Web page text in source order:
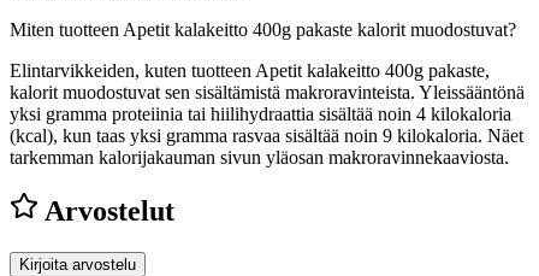
Miten tuotteen Apetit kalakeitto 400g pakaste kalorit muodostuvat?
Elintarvikkeiden, kuten tuotteen Apetit kalakeitto 400g pakaste,
kalorit muodostuvat sen sisältämistä makroravinteista. Yleissääntönä
yksi gramma proteiinia tai hiilihydraattia sisältää noin 4 kilokaloria
(kcal), kun taas yksi gramma rasvaa sisältää noin 9 kilokaloria. Näet
tarkemman kalorijakauman sivun yläosan makroravinnekaaviosta.
Arvostelut
Kirjoita arvostelu